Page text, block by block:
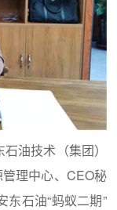
油技术（集团）
理中心、CEO秘
石油“蚂蚁二期”